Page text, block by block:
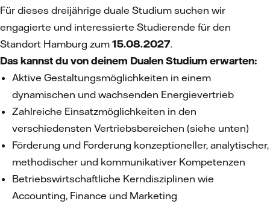
Für dieses dreijährige duale Studium suchen wir
engagierte und interessierte Studierende für den
Standort Hamburg zum 15.08.2027.
Das kannst du von deinem Dualen Studium erwarten:
Aktive Gestaltungsmöglichkeiten in einem
dynamischen und wachsenden Energievertrieb
Zahlreiche Einsatzmöglichkeiten in den
verschiedensten Vertriebsbereichen (siehe unten)
Förderung und Forderung konzeptioneller, analytischer,
methodischer und kommunikativer Kompetenzen
Betriebswirtschaftliche Kerndisziplinen wie
Accounting, Finance und Marketing